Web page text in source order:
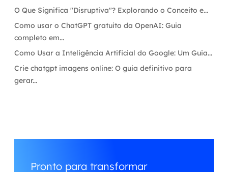
O Que Significa "Disruptiva"? Explorando o Conceito e...
Como usar o ChatGPT gratuito da OpenAI: Guia
completo em...
Como Usar a Inteligência Artificial do Google: Um Guia...
Crie chatgpt imagens online: O guia definitivo para
gerar...
Pronto para transformar